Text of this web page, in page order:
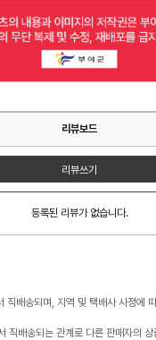
리뷰보드
리뷰쓰기
등록된 리뷰가 없습니다.
직배송되며, 지역 및 택배사 사정에
직배송되는 관계로 다른 판매자의 상